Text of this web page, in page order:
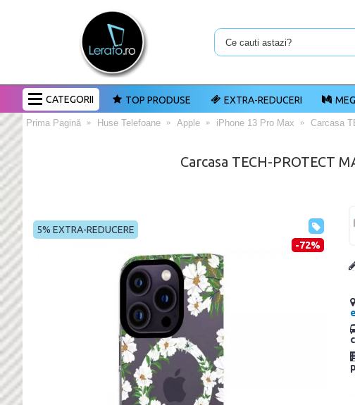
CATEGORII TOP PRODUSE EXTRA-REDUCERI
Prima Pagină Huse Telefoane Apple iPhone 13 Pro Max Carcasa
Carcasa TECH-PROTECT
-72%
5% EXTRA-REDUCERE